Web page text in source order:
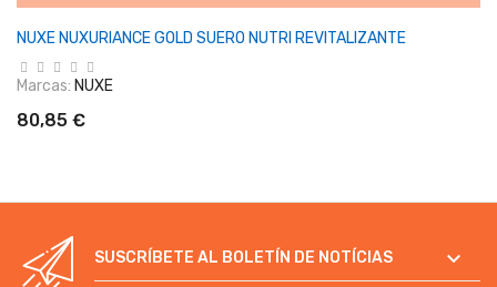
NUXE NUXURIANCE GOLD SUERO NUTRI REVITALIZANTE
Marcas: NUXE
80,85 €
SUSCRÍBETE AL BOLETÍN DE NOTÍCIAS 